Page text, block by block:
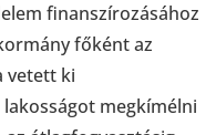
finanszírozásához
főként az
vetett ki
megkímélni